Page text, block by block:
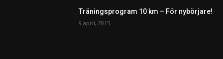
Träningsprogram 10 km – För nybörjare!
9 april, 2015